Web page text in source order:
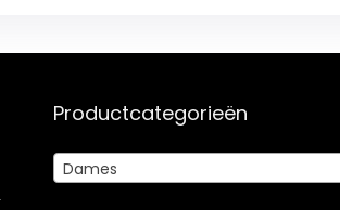
Productcategorieën
Dames